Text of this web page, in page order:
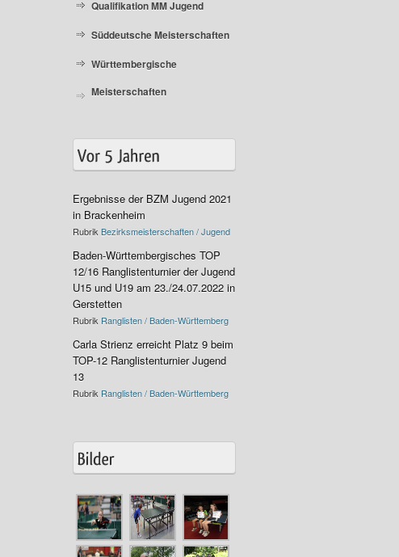
Qualifikation MM Jugend
Süddeutsche Meisterschaften
Württembergische
Meisterschaften
Ergebnisse der BZM Jugend 2021
in Brackenheim
Rubrik Bezirksmeisterschaften / Jugend
Baden-Württembergisches TOP
12/16 Ranglistenturnier der Jugend
U15 und U19 am 23./24.07.2022 in
Gerstetten
Rubrik Ranglisten / Baden-Württemberg
Carla Strienz erreicht Platz 9 beim
TOP-12 Ranglistenturnier Jugend
13
Rubrik Ranglisten / Baden-Württemberg